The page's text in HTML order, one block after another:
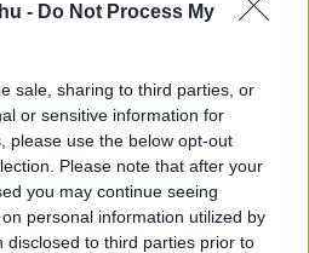
- Do Not Process My
sale, sharing to third parties, or
or sensitive information for
please use the below opt-out
Please note that after your
you may continue seeing
personal information utilized by
disclosed to third parties prior to